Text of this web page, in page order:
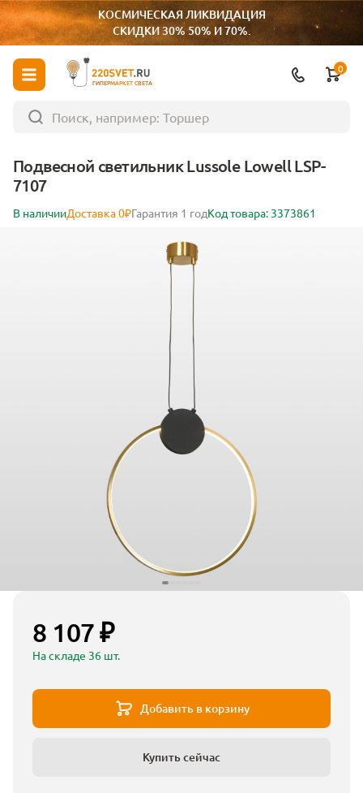
КОСМИЧЕСКАЯ ЛИКВИДАЦИЯ
СКИДКИ 30% 50% И 70%.
ГИПЕРМАРКЕТ СВЕТА
0
Подвесной светильник Lussole Lowell LSP-
7107
В наличииДоставка 0₽Гарантия 1 годКод товара: 3373861
8 107 ₽
На складе 36 шт.
Добавить в корзину
Купить сейчас